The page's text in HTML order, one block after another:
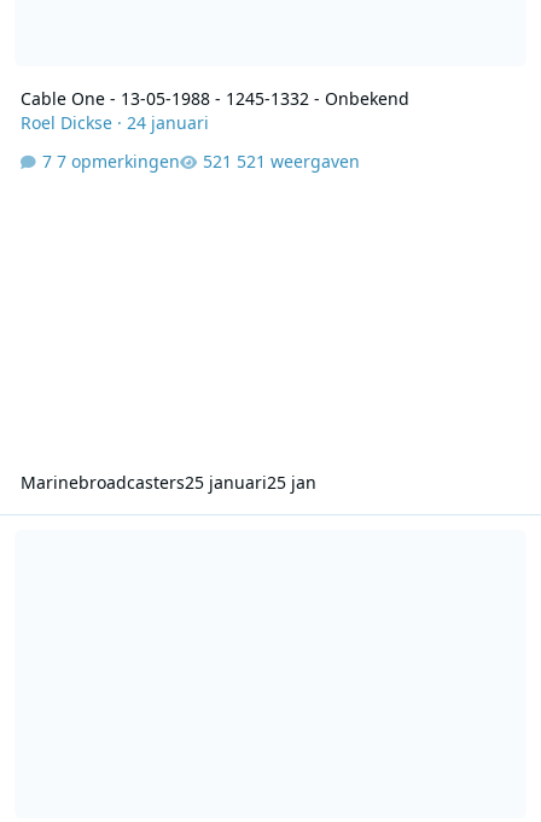
Cable One - 13-05-1988 - 1245-1332 - Onbekend
Roel Dickse· 24 januari
7 opmerkingen
521 weergaven
Marinebroadcasters25 januari25 jan